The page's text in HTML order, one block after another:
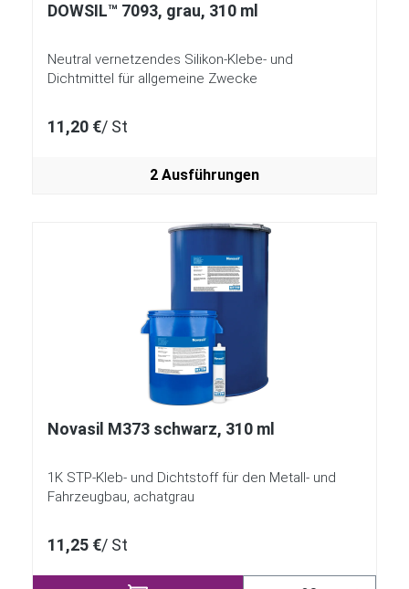
DOWSIL™ 7093, grau, 310 ml
Neutral vernetzendes Silikon-Klebe- und
Dichtmittel für allgemeine Zwecke
11,20 €/ St
2 Ausführungen
Novasil M373 schwarz, 310 ml
1K STP-Kleb- und Dichtstoff für den Metall- und
Fahrzeugbau, achatgrau
11,25 €/ St